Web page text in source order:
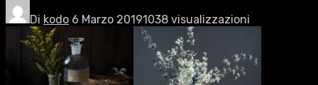
Di kodo 6 Marzo 20191038 visualizzazioni